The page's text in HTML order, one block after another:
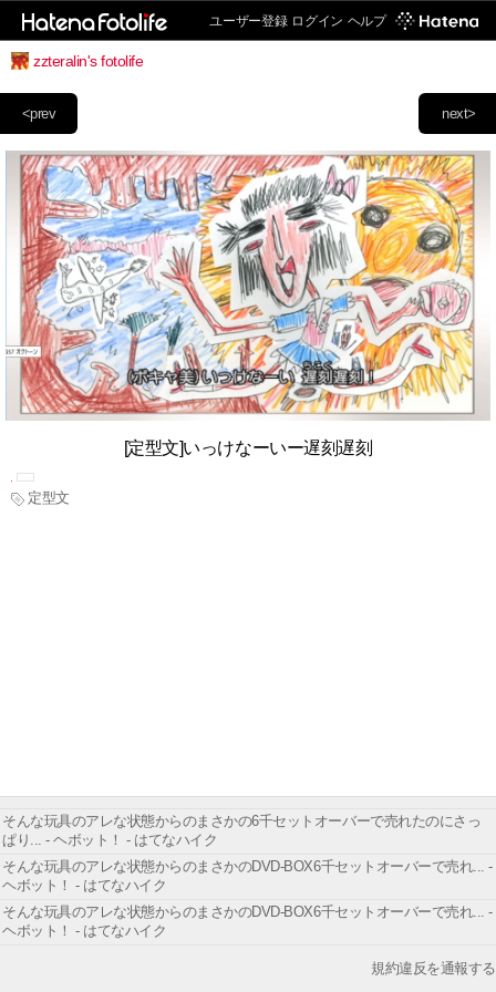
ユーザー登録 ログイン ヘルプ
zzteralin's fotolife
next>
<prev
[定型文]いっけなーいー遅刻遅刻
定型文
そんな玩具のアレな状態からのまさかの6千セットオーバーで売れたのにさっ
ぱり... - ヘボット！ - はてなハイク
そんな玩具のアレな状態からのまさかのDVD-BOX6千セットオーバーで売れ... -
ヘボット！ - はてなハイク
そんな玩具のアレな状態からのまさかのDVD-BOX6千セットオーバーで売れ... -
ヘボット！ - はてなハイク
規約違反を通報する